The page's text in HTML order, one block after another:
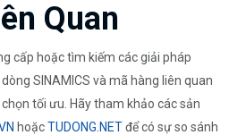
Quan
cấp hoặc tìm kiếm các giải pháp
SINAMICS và mã hàng liên quan
tối ưu. Hãy tham khảo các sản
hoặcTUDONG.NETđể có sự so sánh